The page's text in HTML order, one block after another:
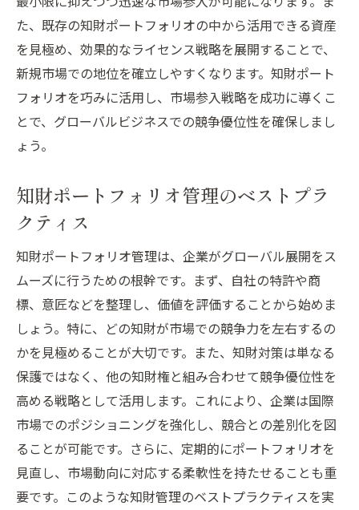
た、既存の知財ポートフォリオの中から活用できる資産
を見極め、効果的なライセンス戦略を展開することで、
新規市場での地位を確立しやすくなります。知財ポート
フォリオを巧みに活用し、市場参入戦略を成功に導くこ
とで、グローバルビジネスでの競争優位性を確保しまし
ょう。
知財ポートフォリオ管理のベストプラ
クティス
知財ポートフォリオ管理は、企業がグローバル展開をス
ムーズに行うための根幹です。まず、自社の特許や商
標、意匠などを整理し、価値を評価することから始めま
しょう。特に、どの知財が市場での競争力を左右するの
かを見極めることが大切です。また、知財対策は単なる
保護ではなく、他の知財権と組み合わせて競争優位性を
高める戦略として活用します。これにより、企業は国際
市場でのポジショニングを強化し、競合との差別化を図
ることが可能です。さらに、定期的にポートフォリオを
見直し、市場動向に対応する柔軟性を持たせることも重
要です。このような知財管理のベストプラクティスを実